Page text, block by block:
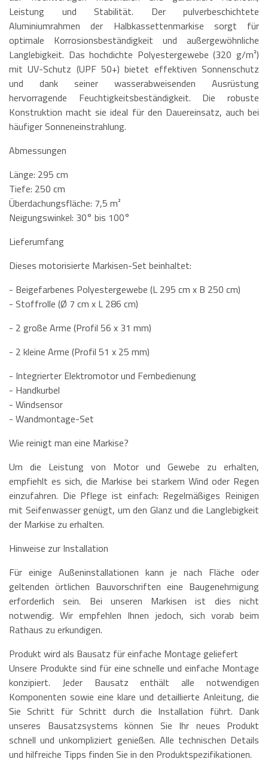
Leistung und Stabilität. Der pulverbeschichtete
Aluminiumrahmen der Halbkassettenmarkise sorgt für
optimale Korrosionsbeständigkeit und außergewöhnliche
Langlebigkeit. Das hochdichte Polyestergewebe (320 g/m²)
mit UV-Schutz (UPF 50+) bietet effektiven Sonnenschutz
und dank seiner wasserabweisenden Ausrüstung
hervorragende Feuchtigkeitsbeständigkeit. Die robuste
Konstruktion macht sie ideal für den Dauereinsatz, auch bei
häufiger Sonneneinstrahlung.
Abmessungen
Länge: 295 cm
Tiefe: 250 cm
Überdachungsfläche: 7,5 m²
Neigungswinkel: 30° bis 100°
Lieferumfang
Dieses motorisierte Markisen-Set beinhaltet:
- Beigefarbenes Polyestergewebe (L 295 cm x B 250 cm)
- Stoffrolle (Ø 7 cm x L 286 cm)
- 2 große Arme (Profil 56 x 31 mm)
- 2 kleine Arme (Profil 51 x 25 mm)
- Integrierter Elektromotor und Fernbedienung
- Handkurbel
- Windsensor
- Wandmontage-Set
Wie reinigt man eine Markise?
Um die Leistung von Motor und Gewebe zu erhalten,
empfiehlt es sich, die Markise bei starkem Wind oder Regen
einzufahren. Die Pflege ist einfach: Regelmäßiges Reinigen
mit Seifenwasser genügt, um den Glanz und die Langlebigkeit
der Markise zu erhalten.
Hinweise zur Installation
Für einige Außeninstallationen kann je nach Fläche oder
geltenden örtlichen Bauvorschriften eine Baugenehmigung
erforderlich sein. Bei unseren Markisen ist dies nicht
notwendig. Wir empfehlen Ihnen jedoch, sich vorab beim
Rathaus zu erkundigen.
Produkt wird als Bausatz für einfache Montage geliefert
Unsere Produkte sind für eine schnelle und einfache Montage
konzipiert. Jeder Bausatz enthält alle notwendigen
Komponenten sowie eine klare und detaillierte Anleitung, die
Sie Schritt für Schritt durch die Installation führt. Dank
unseres Bausatzsystems können Sie Ihr neues Produkt
schnell und unkompliziert genießen. Alle technischen Details
und hilfreiche Tipps finden Sie in den Produktspezifikationen.